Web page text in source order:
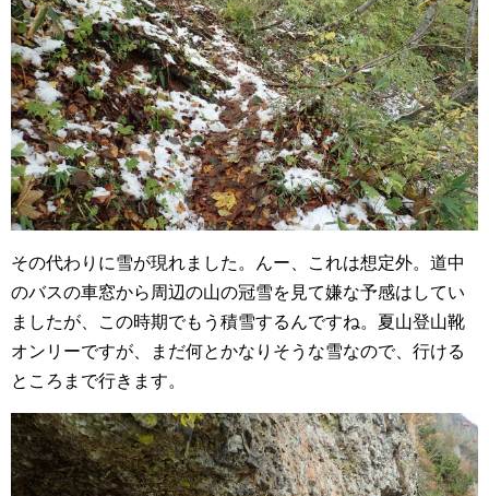
その代わりに雪が現れました。んー、これは想定外。道中
のバスの車窓から周辺の山の冠雪を見て嫌な予感はしてい
ましたが、この時期でもう積雪するんですね。夏山登山靴
オンリーですが、まだ何とかなりそうな雪なので、行ける
ところまで行きます。